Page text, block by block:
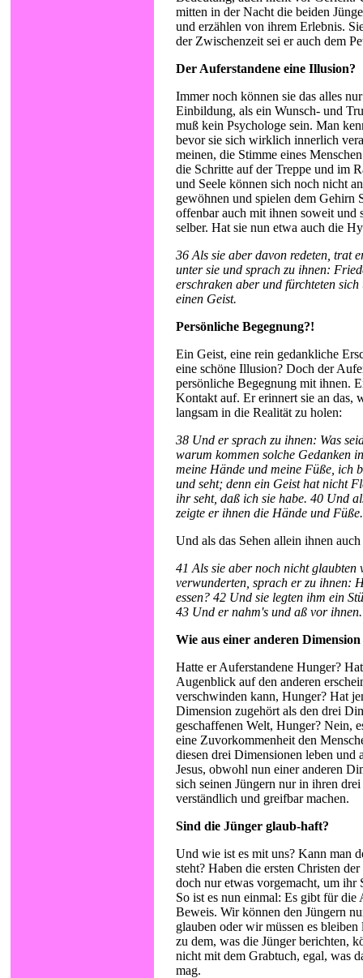
mitten in der Nacht die beiden
und erzählen von ihrem Erlebnis.
der Zwischenzeit sei er auch dem
Der Auferstandene eine Illusion?
Immer noch können sie das alles
Einbildung, als ein Wunsch- und
muß kein Psychologe sein. Man
bevor sie sich wirklich innerlich
meinen, die Stimme eines
die Schritte auf der Treppe und im
und Seele können sich noch nicht
gewöhnen und spielen dem Gehirn
offenbar auch mit ihnen soweit und
selber. Hat sie nun etwa auch die
36 Als sie aber davon redeten, trat
unter sie und sprach zu ihnen:
erschraken aber und fürchteten sich
einen Geist.
Persönliche Begegnung?!
Ein Geist, eine rein gedankliche
eine schöne Illusion? Doch der
persönliche Begegnung mit ihnen.
Kontakt auf. Er erinnert sie an das,
langsam in die Realität zu holen:
38 Und er sprach zu ihnen: Was
warum kommen solche Gedanken
meine Hände und meine Füße, ich
und seht; denn ein Geist hat nicht
ihr seht, daß ich sie habe. 40 Und
zeigte er ihnen die Hände und Füße.
Und als das Sehen allein ihnen
41 Als sie aber noch nicht glaubten
verwunderten, sprach er zu ihnen:
essen? 42 Und sie legten ihm ein
43 Und er nahm's und aß vor ihnen.
Wie aus einer anderen Dimension
Hatte er Auferstandene Hunger?
Augenblick auf den anderen
verschwinden kann, Hunger? Hat
Dimension zugehört als den drei
geschaffenen Welt, Hunger? Nein,
eine Zuvorkommenheit den
diesen drei Dimensionen leben und
Jesus, obwohl nun einer anderen
sich seinen Jüngern nur in ihren
verständlich und greifbar machen.
Sind die Jünger glaub-haft?
Und wie ist es mit uns? Kann man
steht? Haben die ersten Christen
doch nur etwas vorgemacht, um ihr
So ist es nun einmal: Es gibt für die
Beweis. Wir können den Jüngern
glauben oder wir müssen es
zu dem, was die Jünger berichten,
nicht mit dem Grabtuch, egal, was
mag.